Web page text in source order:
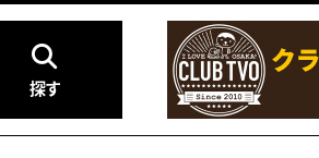
探す